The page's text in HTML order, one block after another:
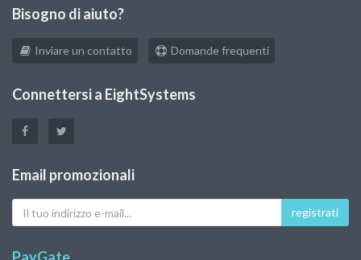
Bisogno di aiuto?
Inviare un contatto Domande frequenti
Connettersi a EightSystems
Email promozionali
tuo
e-
registrati